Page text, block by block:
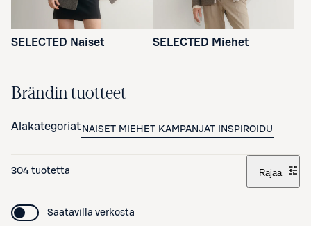
SELECTED Naiset SELECTED Miehet
Brändin tuotteet
Alakategoriat NAISET MIEHET KAMPANJAT INSPIROIDU
304 tuotetta Rajaa
Saatavilla verkosta